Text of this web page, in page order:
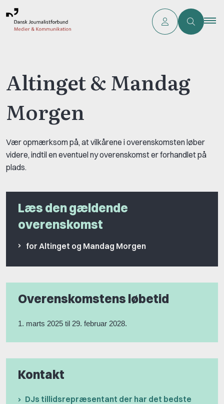
Altinget & Mandag
Morgen
Vær opmærksom på, at vilkårene i overenskomsten løber
videre, indtil en eventuel ny overenskomst er forhandlet på
plads.
Læs den gældende
overenskomst
for Altinget og Mandag Morgen
Overenskomstens løbetid
1. marts 2025 til 29. februar 2028.
Kontakt
DJs tillidsrepræsentant der har det bedste